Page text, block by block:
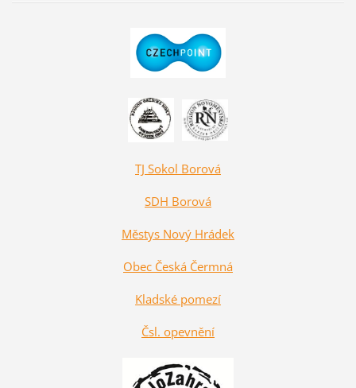
TJ Sokol Borová
SDH Borová
Městys Nový Hrádek
Obec Česká Čermná
Kladské pomezí
Čsl. opevnění